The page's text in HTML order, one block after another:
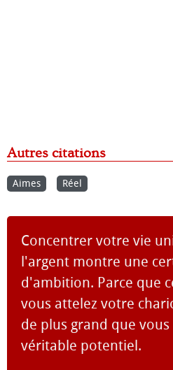
Autres citations
Aimes Réel
Concentrer votre vie
l'argent montre une
d'ambition. Parce que
vous attelez votre
de plus grand que
véritable potentiel.